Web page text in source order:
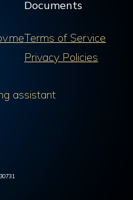
Documents
Terms of Service
Privacy Policies
assistant